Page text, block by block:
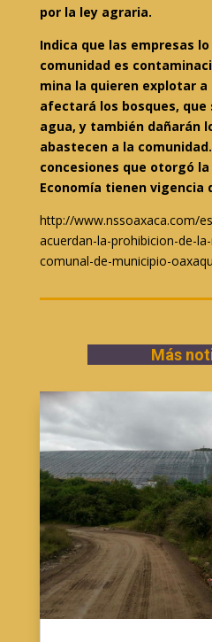
por la ley agraria.
Indica que las empresas
comunidad es
mina la quieren explotar
afectará los bosques, que
agua, y también dañarán
abastecen a la
concesiones que otorgó
Economía tienen vigencia
http://www.nssoaxaca.com/
acuerdan-la-prohibicion-de-
comunal-de-municipio-
Más